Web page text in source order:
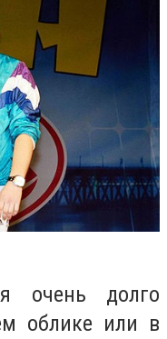
очень долго
облике или в